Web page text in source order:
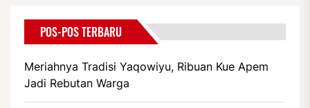
POS-POS TERBARU
Meriahnya Tradisi Yaqowiyu, Ribuan Kue Apem
Jadi Rebutan Warga